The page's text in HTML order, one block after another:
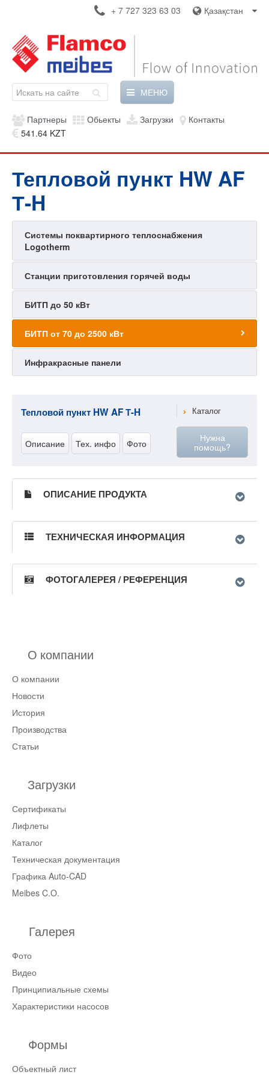
Қазақстан
+ 7 727 323 63 03
МЕНЮ
Партнеры Обьекты Загрузки
Контакты
541.64 KZT
Тепловой пункт HW AF
Т-H
Системы поквартирного теплоснабжения
Logotherm
Станции приготовления горячей воды
БИТП до 50 кВт
БИТП от 70 до 2500 кВт
Инфракрасные панели
Тепловой пункт HW AF Т-H
Описание Тех. инфо Фото
Каталог
Нужна
помощь?
ОПИСАНИЕ ПРОДУКТА
ТЕХНИЧЕСКАЯ ИНФОРМАЦИЯ
ФОТОГАЛЕРЕЯ / РЕФЕРЕНЦИЯ
О компании
О компании
Новости
История
Производства
Статьи
Загрузки
Сертификаты
Лифлеты
Каталог
Техническая документация
Графика Auto-CAD
Meibes C.O.
Галерея
Фото
Видео
Принципиальные схемы
Характеристики насосов
Формы
Объектный лист